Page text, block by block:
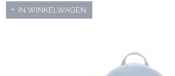
IN WINKELWAGEN